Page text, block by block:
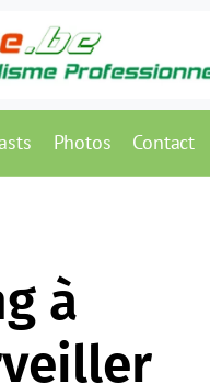
Photos Contact
à